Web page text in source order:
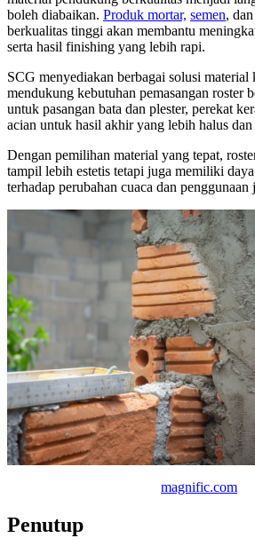
boleh diabaikan. Produk mortar, semen, dan
berkualitas tinggi akan membantu
serta hasil finishing yang lebih rapi.
SCG menyediakan berbagai solusi material
mendukung kebutuhan pemasangan roster
untuk pasangan bata dan plester, perekat
acian untuk hasil akhir yang lebih halus dan
Dengan pemilihan material yang tepat,
tampil lebih estetis tetapi juga memiliki
terhadap perubahan cuaca dan penggunaan
magnific.com
Penutup